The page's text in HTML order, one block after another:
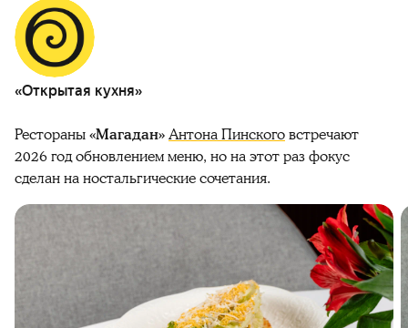
«Открытая кухня»
Рестораны«Магадан»Антона Пинскоговстречают
2026 год обновлением меню, но на этот раз фокус
сделан на ностальгические сочетания.